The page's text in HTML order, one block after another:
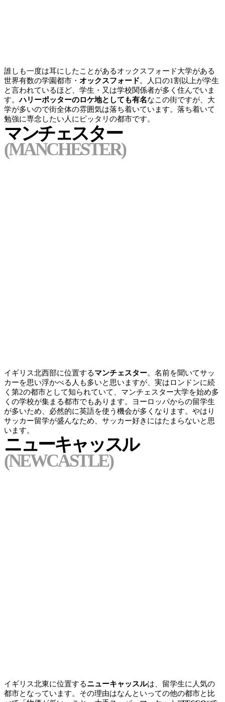
誰しも一度は耳にしたことがあるオックスフォード大学がある
世界有数の学園都市・ オックスフォード。人口の1割以上が学生
と言われているほど、学生・又は学校関係者が多く住んでいま
す。ハリーポッターのロケ地としても有名なこの街ですが、大
学が多いので街全体の雰囲気は落ち着いています。 落ち着いて
勉強に専念したい人にピッタリ の都市です。
マンチェスター
(MANCHESTER)
イギリス北西部に位置するマンチェスター。名前を聞いてサッ
カーを思い浮かべる人も多いと思いますが、実はロンドンに続
く第2の都市として知られていて、マンチェスター大学を始め多
くの学校が集まる都市でもあります。
ヨーロッパからの留学生
が多いため、必然的に英語を使う機会が多く なります。やはり
サッカー留学が盛んなため、 サッカー好きにはたまらないと思
います。
ニューキャッスル
(NEWCASTLE)
イギリス北東に位置するニューキャッスルは、留学生に人気の
都市となっています。その理由はなんといっての他の都市と比